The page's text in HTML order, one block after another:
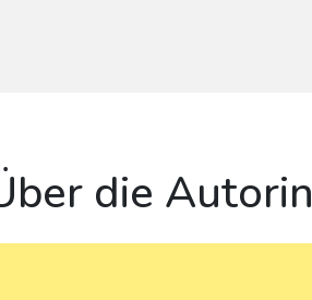
die Autorin